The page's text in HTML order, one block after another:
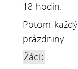
18 hodin.
Potom
prázdniny.
Žáci: